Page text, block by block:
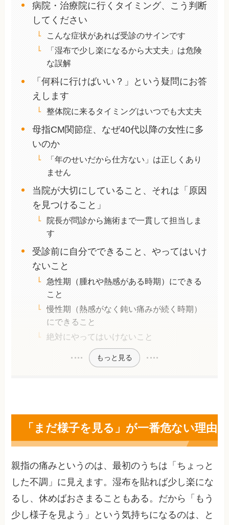
病院・治療院に行くタイミング、こう判断
してください
こんな症状があれば受診のサインです
「湿布で少し楽になるから大丈夫」は危険
な誤解
「何科に行けばいい？」という疑問にお答
えします
整体院に来るタイミングはいつでも大丈夫
母指CM関節症、なぜ40代以降の女性に多
いのか
「年のせいだから仕方ない」は正しくあり
ません
当院が大切にしていること、それは「原因
を見つけること」
院長が問診から施術まで一貫して担当しま
す
受診前に自分でできること、やってはいけ
ないこと
急性期（腫れや熱感がある時期）にできる
こと
慢性期（熱感がなく鈍い痛みが続く時期）
にできること
絶対にやってはいけないこと
もっと見る
「まだ様子を見る」が一番危ない理由
親指の痛みというのは、最初のうちは「ちょっと
した不調」に見えます。湿布を貼れば少し楽にな
るし、休めばおさまることもある。だから「もう
少し様子を見よう」という気持ちになるのは、と